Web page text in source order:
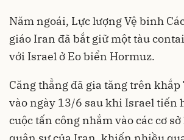
Năm ngoái, Lực lượng Vệ binh
giáo Iran đã bắt giữ một tàu
với Israel ở Eo biển Hormuz.
Căng thẳng đã gia tăng trên
vào ngày 13/6 sau khi Israel tiến
cuộc tấn công nhắm vào các cơ